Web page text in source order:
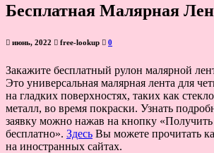
Бесплатная Малярная
июнь, 2022 free-lookup 0
Закажите бесплатный рулон малярной
Это универсальная малярная лента для
на гладких поверхностях, таких как
металл, во время покраски. Узнать
заявку можно нажав на кнопку «Получить
бесплатно». Здесь Вы можете прочитать
на иностранных сайтах.